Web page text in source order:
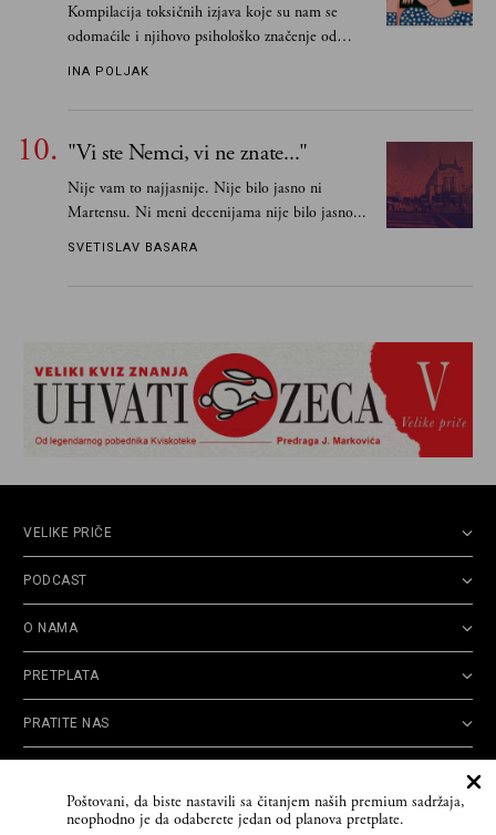
Kompilacija toksičnih izjava koje su nam se
odomaćile i njihovo psihološko značenje od
INA POLJAK
"Vi ste Nemci, vi ne znate..."
Nije vam to najjasnije. Nije bilo jasno ni
Martensu. Ni meni decenijama nije bilo jasno...
SVETISLAV BASARA
Poštovani, da biste nastavili sa čitanjem naših premium sadržaja,
neophodno je da odaberete jedan od planova pretplate.
VELIKE PRIČE
PODCAST
O NAMA
PRETPLATA
PRATITE NAS
privatnosti
korišćenja
reklamacija
Policy
© 2026Velike priče- TCT News and Entertainment - Sva prava zadržana. Developed